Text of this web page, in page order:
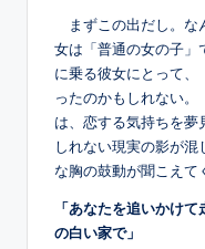
まずこの出だし。な
女は「普通の女の子」
に乗る彼女にとって
ったのかもしれない
は、恋する気持ちを夢
しれない現実の影が混
な胸の鼓動が聞こえて
「あなたを追いかけ
の白い家で」